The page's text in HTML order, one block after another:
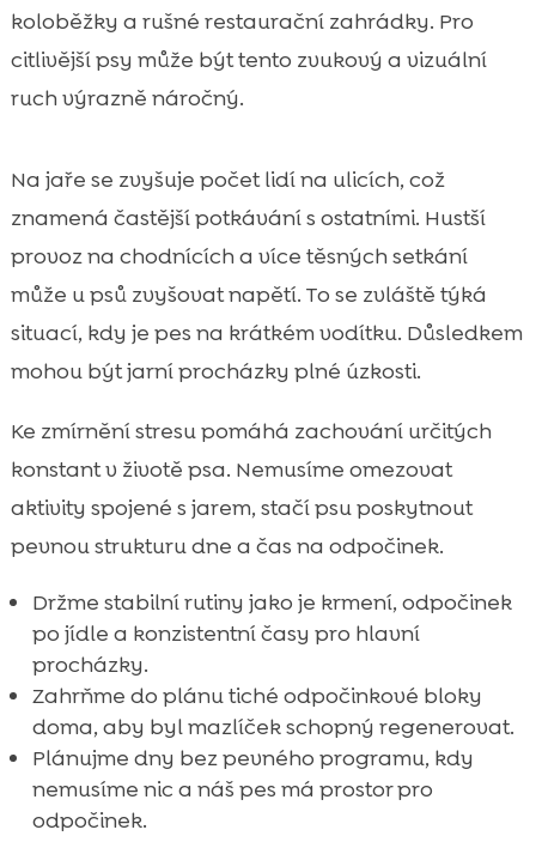
koloběžky a rušné restaurační zahrádky. Pro
citlivější psy může být tento zvukový a vizuální
ruch výrazně náročný.
Na jaře se zvyšuje počet lidí na ulicích, což
znamená častější potkávání s ostatními. Hustší
provoz na chodnících a více těsných setkání
může u psů zvyšovat napětí. To se zvláště týká
situací, kdy je pes na krátkém vodítku. Důsledkem
mohou být jarní procházky plné úzkosti.
Ke zmírnění stresu pomáhá zachování určitých
konstant v životě psa. Nemusíme omezovat
aktivity spojené s jarem, stačí psu poskytnout
pevnou strukturu dne a čas na odpočinek.
Držme stabilní rutiny jako je krmení, odpočinek
po jídle a konzistentní časy pro hlavní
procházky.
Zahrňme do plánu tiché odpočinkové bloky
doma, aby byl mazlíček schopný regenerovat.
Plánujme dny bez pevného programu, kdy
nemusíme nic a náš pes má prostor pro
odpočinek.